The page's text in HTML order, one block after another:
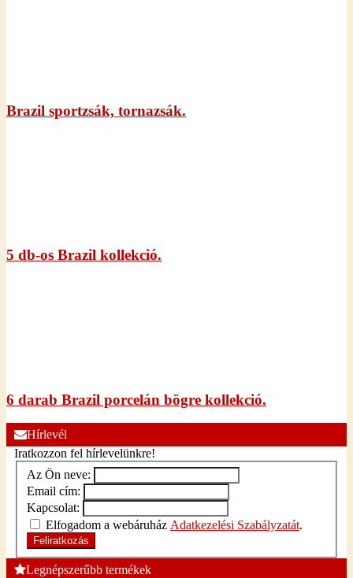
Brazil sportzsák, tornazsák.
5 db-os Brazil kollekció.
6 darab Brazil porcelán bögre kollekció.
Hírlevél
Iratkozzon fel hírlevelünkre!
Az Ön neve:
Email cím:
Kapcsolat:
Elfogadom a webáruház Adatkezelési Szabályzatát.
Feliratkozás
Legnépszerűbb termékek